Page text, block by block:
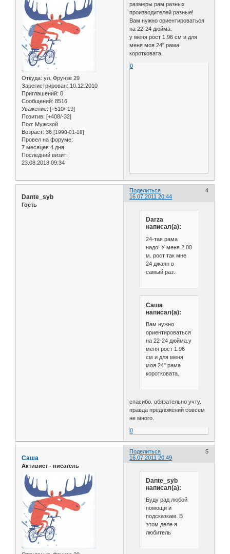
Откуда: ул. Фрунзе 29
Зарегистрирован: 10.12.2010
Приглашений: 0
Сообщений: 8516
Уважение: [+510/-19]
Позитив: [+408/-32]
Пол: Мужской
Возраст: 36 [1990-01-18]
Провел на форуме:
7 месяцев 4 дня
Последний визит:
23.08.2018 09:34
размеры рам разных
производителей разные!
Вам нужно ориентироваться
на 22-24 дюйма.
у меня рост 1.96 см и для
меня моя 24" рама
коротковата.
0
Поделиться
4
16.07.2011 20:44
Dante_syb
Гость
Darza
написал(а):
24-тая рама
надо! У меня 2.00
м. рост так мне
24 джаян в
самый раз.
Саша
написал(а):
Вам нужно
ориентироваться
на 22-24 дюйма.у
меня рост 1.96
см и для меня
моя 24" рама
коротковата.
спасибо. обязательно учту.
правда предложений совсем
не много.
0
Поделиться
5
16.07.2011 20:49
Саша
Активист - писатель
Dante_syb
написал(а):
Буду рад любой
помощи и
подсказкам. В
этом деле я
любитель